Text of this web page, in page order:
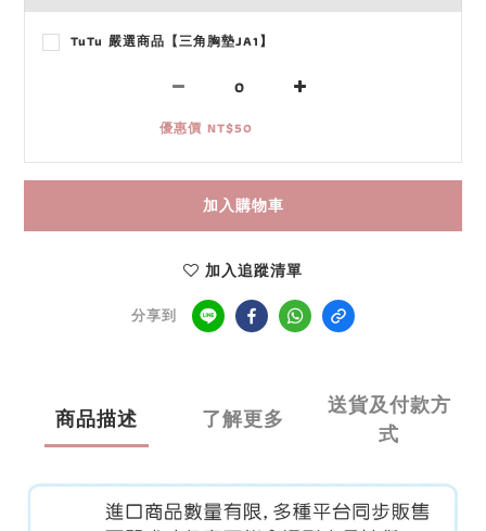
TuTu 嚴選商品【三角胸墊JA1】
優惠價 NT$50
加入購物車
加入追蹤清單
分享到
商品描述 了解更多
送貨及付款方
式